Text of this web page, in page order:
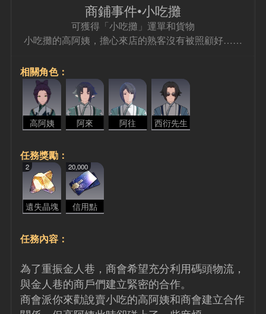
商鋪事件•小吃攤
可獲得「小吃攤」運單和貨物
小吃攤的高阿姨，擔心來店的熟客沒有被照顧好……
相關角色：
高阿姨 阿來 阿往 西衍先生
任務獎勵：
2
遺失晶塊
20,000
信用點
任務內容：
為了重振金人巷，商會希望充分利用碼頭物流，
與金人巷的商戶們建立緊密的合作。
商會派你來勸說賣小吃的高阿姨和商會建立合作